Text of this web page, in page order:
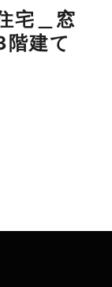
宅＿窓
建て